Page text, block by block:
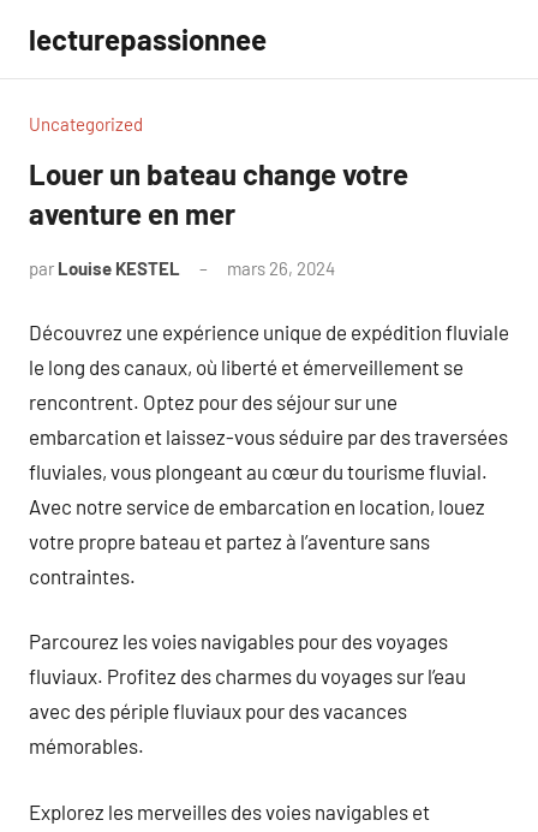
contenu
lecturepassionnee
Uncategorized
Louer un bateau change votre
aventure en mer
par Louise KESTEL mars 26, 2024
Découvrez une expérience unique de expédition fluviale
le long des canaux, où liberté et émerveillement se
rencontrent. Optez pour des séjour sur une
embarcation et laissez-vous séduire par des traversées
fluviales, vous plongeant au cœur du tourisme fluvial.
Avec notre service de embarcation en location, louez
votre propre bateau et partez à l’aventure sans
contraintes.
Parcourez les voies navigables pour des voyages
fluviaux. Profitez des charmes du voyages sur l’eau
avec des périple fluviaux pour des vacances
mémorables.
Explorez les merveilles des voies navigables et